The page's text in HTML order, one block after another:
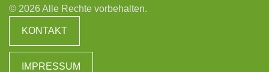
© 2026 Alle Rechte vorbehalten.
KONTAKT
IMPRESSUM